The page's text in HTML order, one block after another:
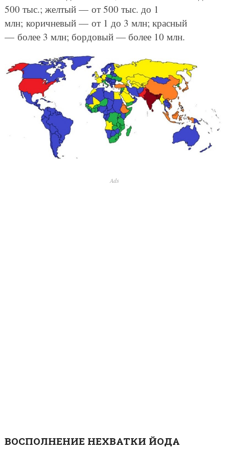
500 тыс.; желтый — от 500 тыс. до 1
млн; коричневый — от 1 до 3 млн; красный
— более 3 млн; бордовый — более 10 млн.
Ads
ВОСПОЛНЕНИЕ НЕХВАТКИ ЙОДА